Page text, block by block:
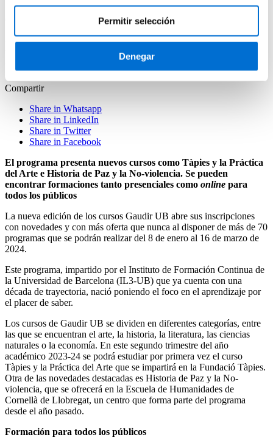
Permitir selección
Denegar
La mayor oferta formativa en la nueva
edición de los cursos Gaudir UB
Compartir
Share in Whatsapp
Share in LinkedIn
Share in Twitter
Share in Facebook
El programa presenta nuevos cursos como Tàpies y la Práctica
del Arte e Historia de Paz y la No-violencia. Se pueden
encontrar formaciones tanto presenciales como online para
todos los públicos
La nueva edición de los cursos Gaudir UB abre sus inscripciones
con novedades y con más oferta que nunca al disponer de más de 70
programas que se podrán realizar del 8 de enero al 16 de marzo de
2024.
Este programa, impartido por el Instituto de Formación Continua de
la Universidad de Barcelona (IL3-UB) que ya cuenta con una
década de trayectoria, nació poniendo el foco en el aprendizaje por
el placer de saber.
Los cursos de Gaudir UB se dividen en diferentes categorías, entre
las que se encuentran el arte, la historia, la literatura, las ciencias
naturales o la economía. En este segundo trimestre del año
académico 2023-24 se podrá estudiar por primera vez el curso
Tàpies y la Práctica del Arte que se impartirá en la Fundació Tàpies.
Otra de las novedades destacadas es Historia de Paz y la No-
violencia, que se ofrecerá en la Escuela de Humanidades de
Cornellà de Llobregat, un centro que forma parte del programa
desde el año pasado.
Formación para todos los públicos